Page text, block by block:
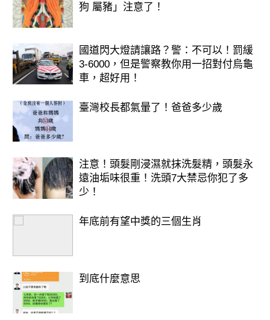
狗 屬豬」注意了！
國道閃大燈請讓路？警：不可以！罰緩
3-6000，但是警察教你用一招對付烏龜
車，超好用！
臺灣校長都氣暈了！爸爸多少歲
注意！頭髮剛浸濕就抹洗髮精，頭髮永
遠油垢味很重！洗頭7大禁忌你犯了多
少！
年底前有望中獎的三個生肖
到底什麼意思